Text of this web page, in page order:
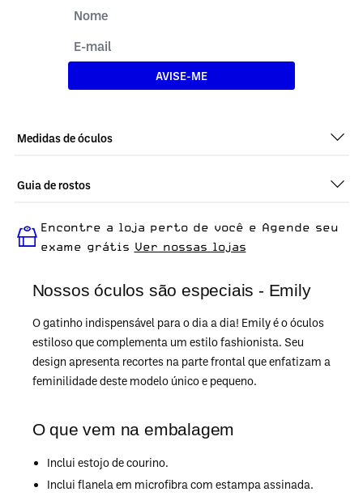
Nossos óculos são especiais - Emily
O gatinho indispensável para o dia a dia! Emily é o óculos
estiloso que complementa um estilo fashionista. Seu
design apresenta recortes na parte frontal que enfatizam a
feminilidade deste modelo único e pequeno.
O que vem na embalagem
Inclui estojo de courino.
Inclui flanela em microfibra com estampa assinada.
AVISE-ME
Medidas de óculos
Guia de rostos
ideal para quem busca um óculos confortável para o dia a dia.
Encontre a loja perto de você e Agende seu
exame grátis Ver nossas lojas